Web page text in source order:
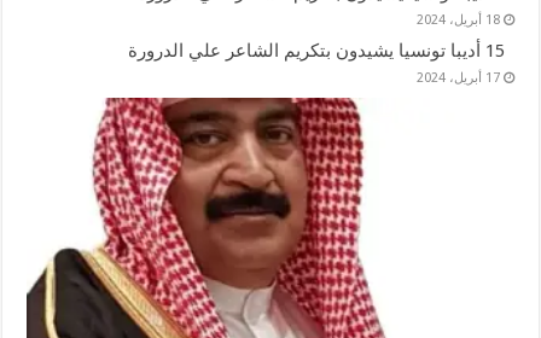
18 أبريل، 2024
17 أبريل، 2024